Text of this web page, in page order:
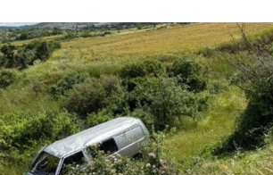
SAĞLIK
EĞİTİM
TARIM VE HAYVANCILIK